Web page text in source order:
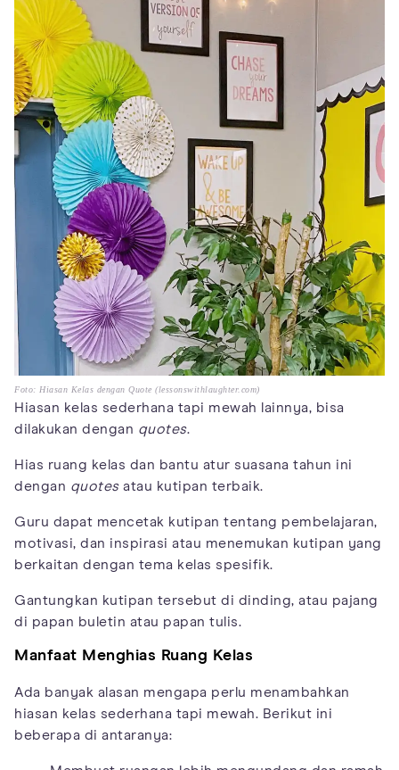
Foto: Hiasan Kelas dengan Quote (lessonswithlaughter.com)
Hiasan kelas sederhana tapi mewah lainnya, bisa
dilakukan dengan quotes.
Hias ruang kelas dan bantu atur suasana tahun ini
dengan quotesatau kutipan terbaik.
Guru dapat mencetak kutipan tentang pembelajaran,
motivasi, dan inspirasi atau menemukan kutipan yang
berkaitan dengan tema kelas spesifik.
Gantungkan kutipan tersebut di dinding, atau pajang
di papan buletin atau papan tulis.
Manfaat Menghias Ruang Kelas
Ada banyak alasan mengapa perlu menambahkan
hiasan kelas sederhana tapi mewah. Berikut ini
beberapa di antaranya: